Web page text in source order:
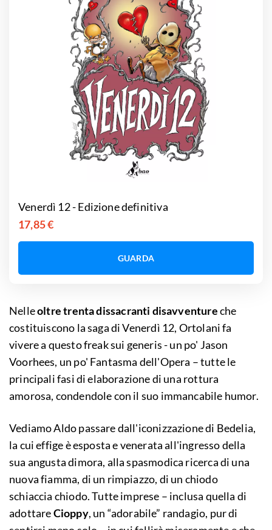
Venerdì 12 - Edizione definitiva
17,85 €
GUARDA
Nelleoltre trenta dissacranti disavventureche
costituiscono la saga di Venerdì 12, Ortolani fa
vivere a questo freak sui generis - un po' Jason
Voorhees, un po' Fantasma dell'Opera – tutte le
principali fasi di elaborazione di una rottura
amorosa, condendole con il suo immancabile humor.
Vediamo Aldo passare dall'iconizzazione di Bedelia,
la cui effige è esposta e venerata all'ingresso della
sua angusta dimora, alla spasmodica ricerca di una
nuova fiamma, di un rimpiazzo, di un chiodo
schiaccia chiodo. Tutte imprese – inclusa quella di
adottareCioppy, un “adorabile” randagio, pur di